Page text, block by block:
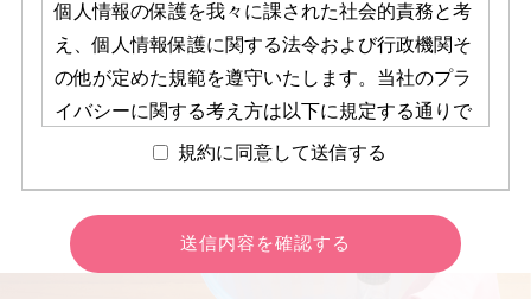
個人情報の保護を我々に課された社会的責務と考
え、個人情報保護に関する法令および行政機関そ
の他が定めた規範を遵守いたします。当社のプラ
イバシーに関する考え方は以下に規定する通りで
す。 法令の改正等の事情により随時修正または削
ージに記載いたします。【個人情報の収集につい
て】
当社は、個人情報の収集目的を事業範囲内で明確
規約に同意して送信する